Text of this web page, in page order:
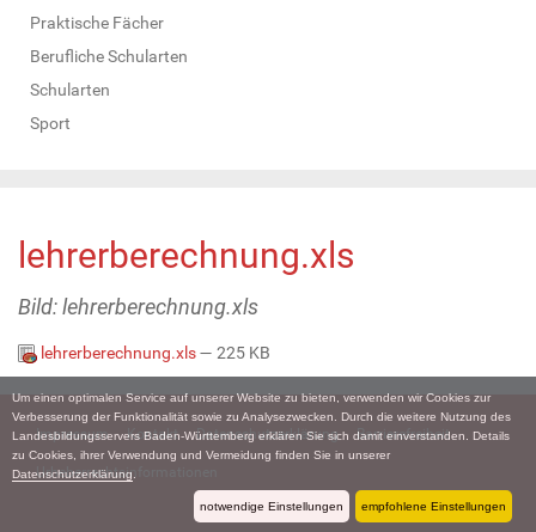
Um einen optimalen Service auf unserer Website zu bieten, verwenden wir Cookies zur
Verbesserung der Funktionalität sowie zu Analysezwecken. Durch die weitere Nutzung des
Landesbildungsservers Baden-Württemberg erklären Sie sich damit einverstanden. Details
zu Cookies, ihrer Verwendung und Vermeidung finden Sie in unserer
Datenschutzerklärung
notwendige Einstellungen empfohlene Einstellungen
Praktische Fächer
Berufliche Schularten
Schularten
Sport
lehrerberechnung.xls
Bild: lehrerberechnung.xls
lehrerberechnung.xls— 225 KB
Impressum Kontakt Datenschutzerklärung Barrierefreiheit
Urheberrechtsinformationen